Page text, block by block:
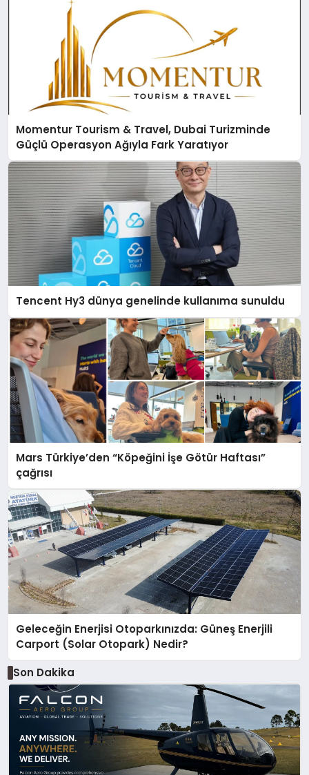
Momentur Tourism & Travel, Dubai Turizminde
Güçlü Operasyon Ağıyla Fark Yaratıyor
Tencent Hy3 dünya genelinde kullanıma sunuldu
Mars Türkiye’den “Köpeğini İşe Götür Haftası”
çağrısı
Geleceğin Enerjisi Otoparkınızda: Güneş Enerjili
Carport (Solar Otopark) Nedir?
Son Dakika